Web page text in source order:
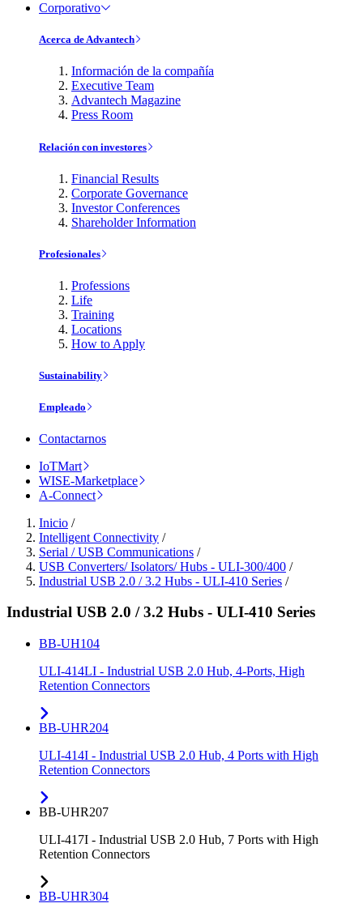
Corporativo
Acerca de Advantech
Información de la compañía
Executive Team
Advantech Magazine
Press Room
Relación con investores
Financial Results
Corporate Governance
Investor Conferences
Shareholder Information
Profesionales
Professions
Life
Training
Locations
How to Apply
Sustainability
Empleado
Contactarnos
IoTMart
WISE-Marketplace
A-Connect
Inicio /
Intelligent Connectivity /
Serial / USB Communications /
USB Converters/ Isolators/ Hubs - ULI-300/400 /
Industrial USB 2.0 / 3.2 Hubs - ULI-410 Series /
Industrial USB 2.0 / 3.2 Hubs - ULI-410 Series
BB-UH104
ULI-414LI - Industrial USB 2.0 Hub, 4-Ports, High
Retention Connectors
BB-UHR204
ULI-414I - Industrial USB 2.0 Hub, 4 Ports with High
Retention Connectors
BB-UHR207
ULI-417I - Industrial USB 2.0 Hub, 7 Ports with High
Retention Connectors
BB-UHR304